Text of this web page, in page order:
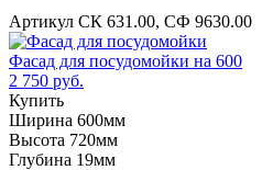
Артикул СК 631.00, СФ 9630.00
Фасад для посудомойки на 600
2 750 руб.
Купить
Ширина 600мм
Высота 720мм
Глубина 19мм